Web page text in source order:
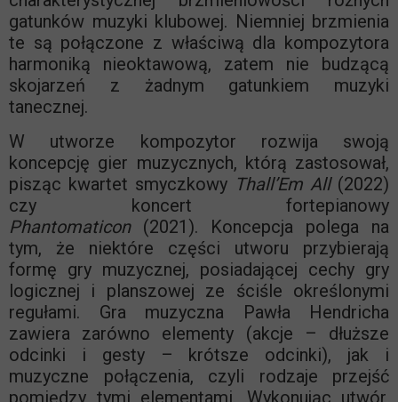
gatunków muzyki klubowej. Niemniej brzmienia
te są połączone z właściwą dla kompozytora
harmoniką nieoktawową, zatem nie budzącą
skojarzeń z żadnym gatunkiem muzyki
tanecznej.
W utworze kompozytor rozwija swoją
koncepcję gier muzycznych, którą zastosował,
pisząc kwartet smyczkowy Thall’Em All(2022)
czy koncert fortepianowy
Phantomaticon(2021). Koncepcja polega na
tym, że niektóre części utworu przybierają
formę gry muzycznej, posiadającej cechy gry
logicznej i planszowej ze ściśle określonymi
regułami. Gra muzyczna Pawła Hendricha
zawiera zarówno elementy (akcje – dłuższe
odcinki i gesty – krótsze odcinki), jak i
muzyczne połączenia, czyli rodzaje przejść
pomiędzy tymi elementami. Wykonując utwór,